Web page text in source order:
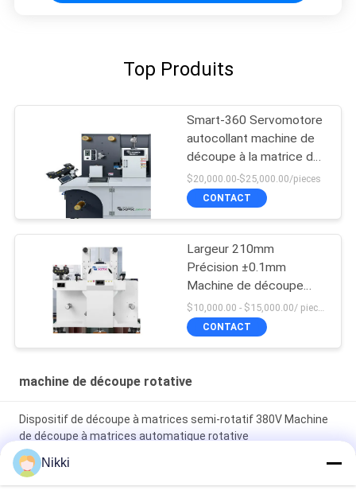
Top Produits
Smart-360 Servomotore
autocollant machine de
découpe à la matrice de
coupe semi ou
entièrement rotative
$20,000.00-$25,000.00/pieces
CONTACT
Largeur 210mm
Précision ±0.1mm
Machine de découpe
rotative
$10,000.00 - $15,000.00/ piece MOQ:1
CONTACT
machine de découpe rotative
Dispositif de découpe à matrices semi-rotatif 380V Machine
de découpe à matrices automatique rotative
Puissante machine de découpe et de découpe rotative 3
phases 380V/18A alimentation
Nikki